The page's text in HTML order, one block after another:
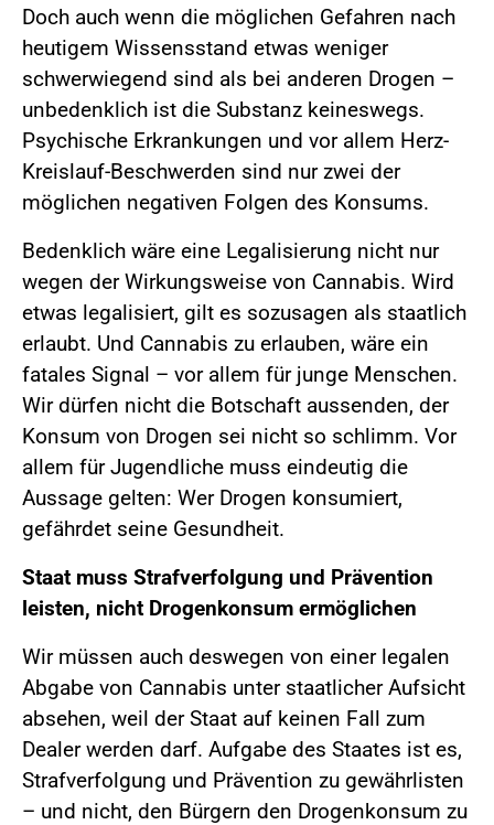
Doch auch wenn die möglichen Gefahren nach
heutigem Wissensstand etwas weniger
schwerwiegend sind als bei anderen Drogen –
unbedenklich ist die Substanz keineswegs.
Psychische Erkrankungen und vor allem Herz-
Kreislauf-Beschwerden sind nur zwei der
möglichen negativen Folgen des Konsums.
Bedenklich wäre eine Legalisierung nicht nur
wegen der Wirkungsweise von Cannabis. Wird
etwas legalisiert, gilt es sozusagen als staatlich
erlaubt. Und Cannabis zu erlauben, wäre ein
fatales Signal – vor allem für junge Menschen.
Wir dürfen nicht die Botschaft aussenden, der
Konsum von Drogen sei nicht so schlimm. Vor
allem für Jugendliche muss eindeutig die
Aussage gelten: Wer Drogen konsumiert,
gefährdet seine Gesundheit.
Staat muss Strafverfolgung und Prävention
leisten, nicht Drogenkonsum ermöglichen
Wir müssen auch deswegen von einer legalen
Abgabe von Cannabis unter staatlicher Aufsicht
absehen, weil der Staat auf keinen Fall zum
Dealer werden darf. Aufgabe des Staates ist es,
Strafverfolgung und Prävention zu gewährlisten
– und nicht, den Bürgern den Drogenkonsum zu